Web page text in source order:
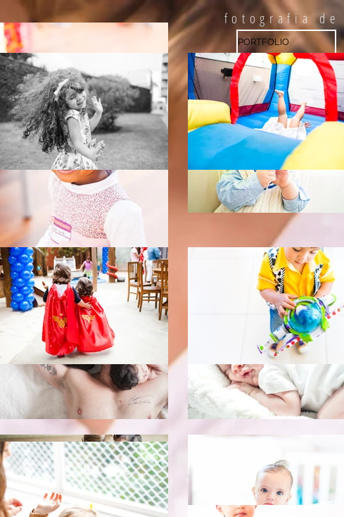
PORTFOLIO